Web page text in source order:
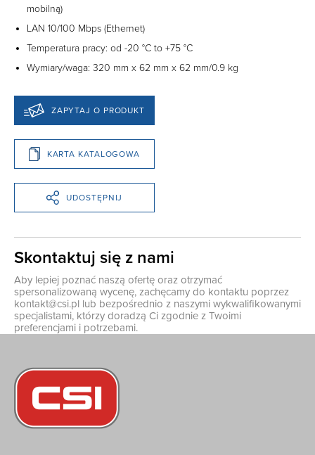
mobilną)
LAN 10/100 Mbps (Ethernet)
Temperatura pracy: od -20 °C to +75 °C
Wymiary/waga: 320 mm x 62 mm x 62 mm/0.9 kg
ZAPYTAJ O PRODUKT
KARTA KATALOGOWA
UDOSTĘPNIJ
Skontaktuj się z nami
Aby lepiej poznać naszą ofertę oraz otrzymać
spersonalizowaną wycenę, zachęcamy do kontaktu poprzez
kontakt@csi.pl lub bezpośrednio z naszymi wykwalifikowanymi
specjalistami, którzy doradzą Ci zgodnie z Twoimi
preferencjami i potrzebami.